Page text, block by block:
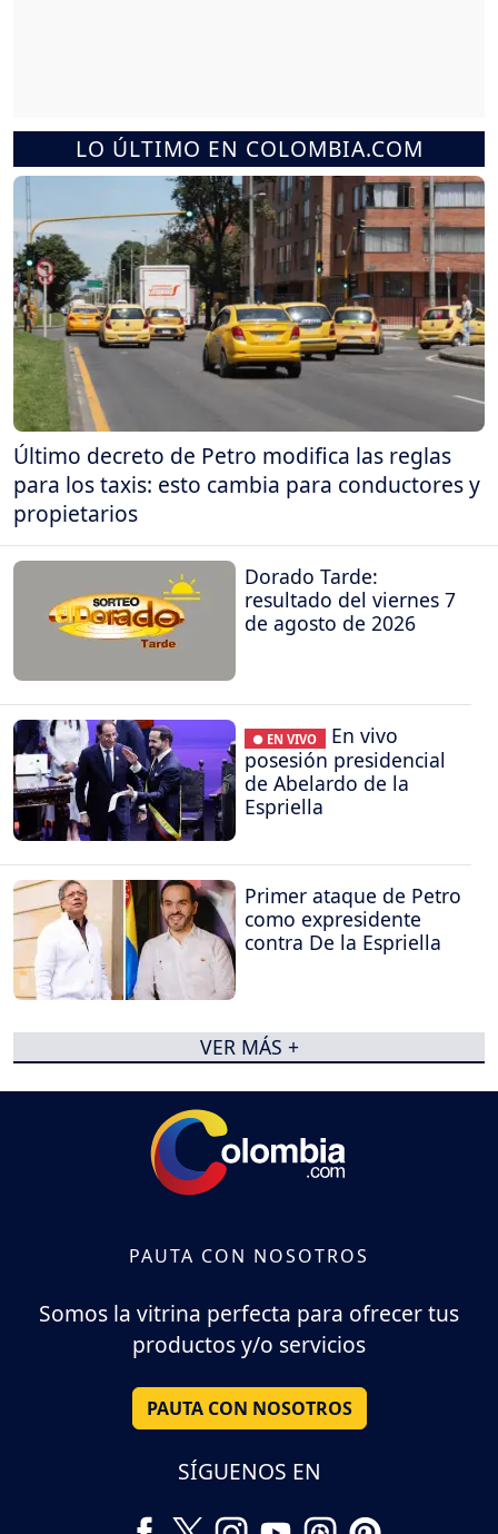
LO ÚLTIMO EN COLOMBIA.COM
Último decreto de Petro modifica las reglas
para los taxis: esto cambia para conductores y
propietarios
Dorado Tarde:
resultado del viernes 7
de agosto de 2026
● EN VIVO
En vivo
posesión presidencial
de Abelardo de la
Espriella
Primer ataque de Petro
como expresidente
contra De la Espriella
VER MÁS +
PAUTA CON NOSOTROS
Somos la vitrina perfecta para ofrecer tus
productos y/o servicios
PAUTA CON NOSOTROS
SÍGUENOS EN